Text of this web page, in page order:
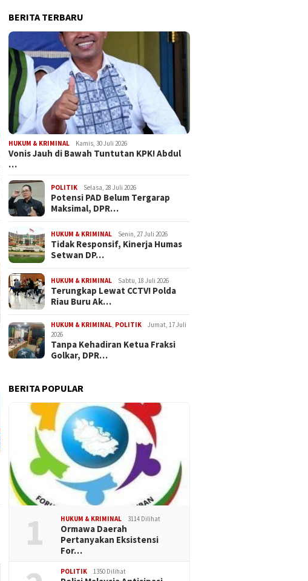
BERITA TERBARU
HUKUM & KRIMINAL Kamis, 30 Juli 2026
Vonis Jauh di Bawah Tuntutan KPK! Abdul
…
POLITIK Selasa, 28 Juli 2026
Potensi PAD Belum Tergarap
Maksimal, DPR…
HUKUM & KRIMINAL Senin, 27 Juli 2026
Tidak Responsif, Kinerja Humas
Setwan DP…
HUKUM & KRIMINAL Sabtu, 18 Juli 2026
Terungkap Lewat CCTV! Polda
Riau Buru Ak…
HUKUM & KRIMINAL, POLITIK
Jumat, 17 Juli
2026
Tanpa Kehadiran Ketua Fraksi
Golkar, DPR…
BERITA POPULAR
1 HUKUM & KRIMINAL 3114 Dilihat
Ormawa Daerah
Pertanyakan Eksistensi
For…
POLITIK 1350 Dilihat